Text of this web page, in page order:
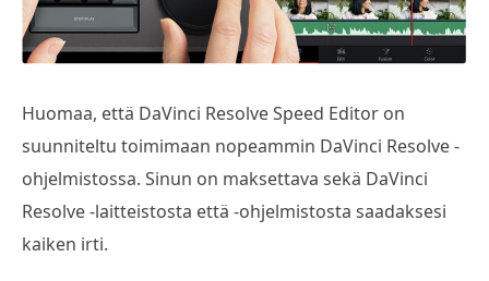
Huomaa, että DaVinci Resolve Speed Editor on
suunniteltu toimimaan nopeammin DaVinci Resolve -
ohjelmistossa. Sinun on maksettava sekä DaVinci
Resolve -laitteistosta että -ohjelmistosta saadaksesi
kaiken irti.